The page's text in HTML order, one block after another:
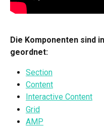
Die Komponenten sind
geordnet:
Section
Content
Interactive Content
Grid
AMP